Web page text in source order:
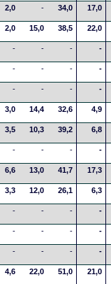
2,0 - 34,0 17,0
2,0 15,0 38,5 22,0
- - - -
- - - -
- - - -
3,0 14,4 32,6 4,9
3,5 10,3 39,2 6,8
- - - -
6,6 13,0 41,7 17,3
3,3 12,0 26,1 6,3
- - - -
- - - -
- - - -
4,6 22,0 51,0 21,0